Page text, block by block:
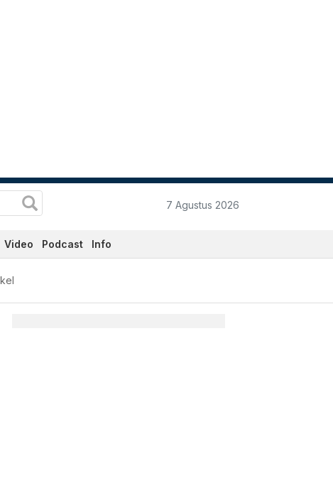
7 Agustus 2026
Video Podcast Info
Terkini Hari Ini -